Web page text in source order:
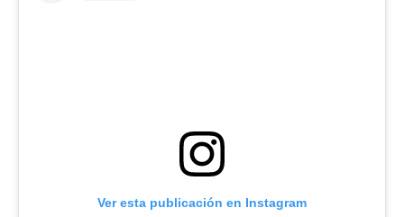
Ver esta publicación en Instagram